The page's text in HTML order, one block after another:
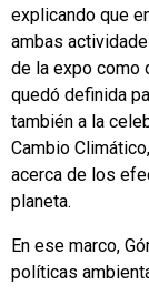
explicando que
ambas
de la expo como
quedó definida
también a la
Cambio
acerca de los
planeta.
En ese marco,
políticas